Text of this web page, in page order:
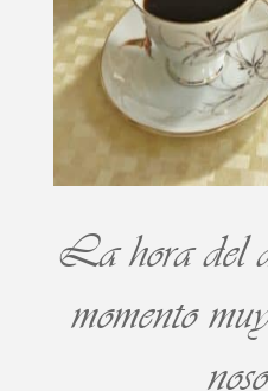
La hora del
momento